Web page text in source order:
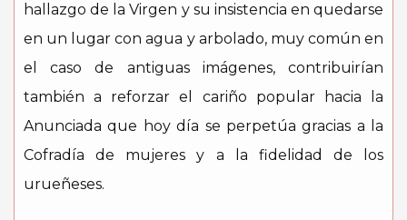
hallazgo de la Virgen y su insistencia en quedarse
en un lugar con agua y arbolado, muy común en
el caso de antiguas imágenes, contribuirían
también a reforzar el cariño popular hacia la
Anunciada que hoy día se perpetúa gracias a la
Cofradía de mujeres y a la fidelidad de los
urueñeses.